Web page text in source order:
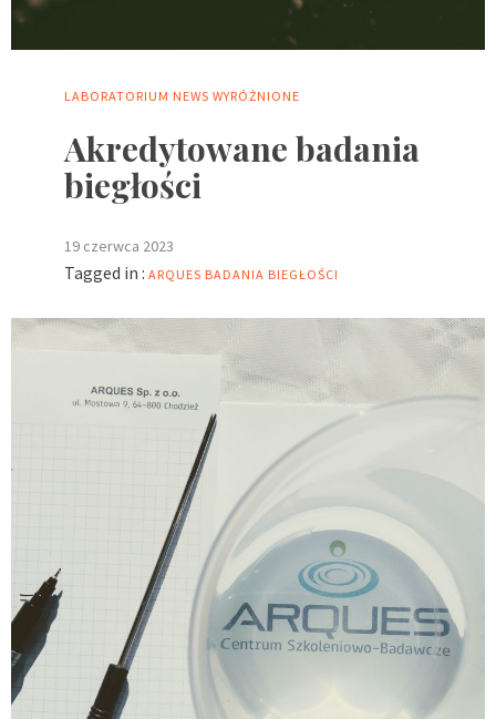
LABORATORIUM NEWS WYRÓŻNIONE
Akredytowane badania
biegłości
19 czerwca 2023
Tagged in : ARQUES BADANIA BIEGŁOŚCI